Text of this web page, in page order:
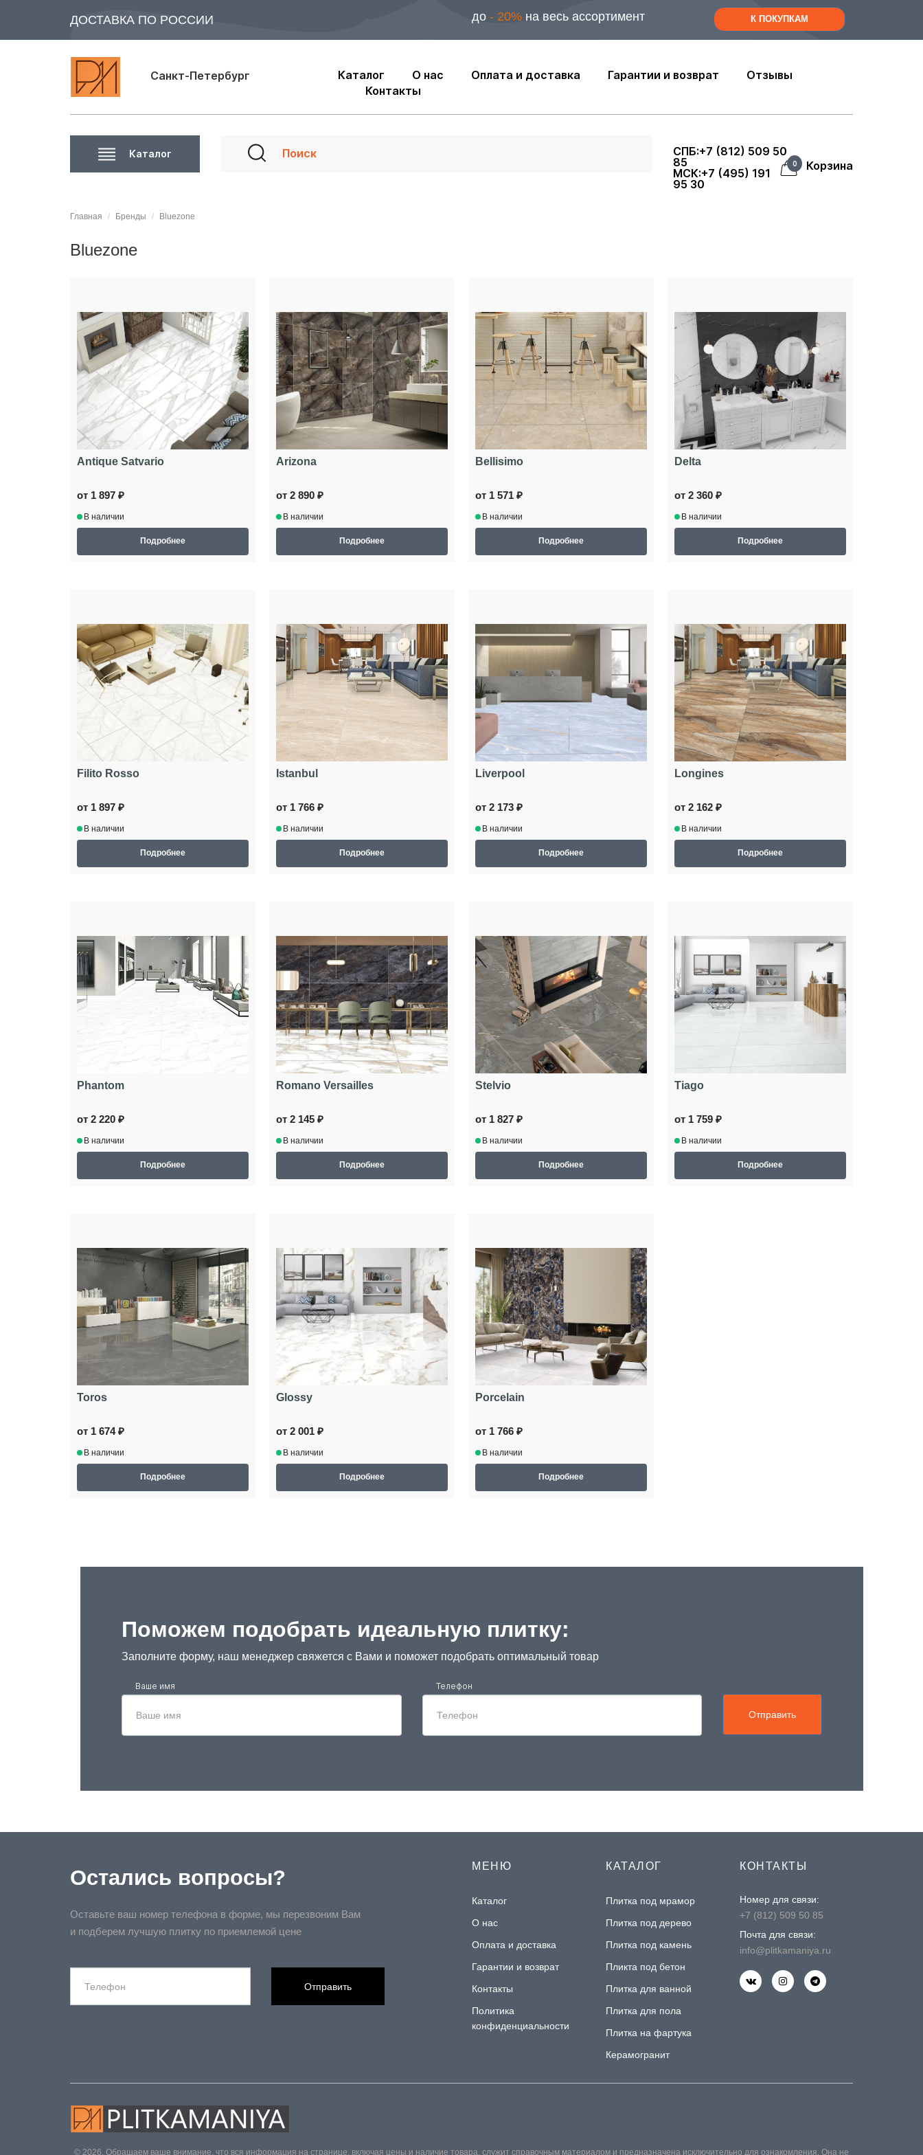
ДОСТАВКА ПО РОССИИ до - 20% на весь ассортимент К ПОКУПКАМ
Санкт-Петербург Каталог О нас Оплата и доставка Гарантии и возврат
Отзывы
Контакты
Каталог
СПБ:+7 (812) 509 50
85
МСК:+7 (495) 191
95 30
0 Корзина
Главная Бренды Bluezone
Bluezone
Antique Satvario
от 1 897 ₽
В наличии
Подробнее
Arizona
от 2 890 ₽
В наличии
Подробнее
Bellisimo
от 1 571 ₽
В наличии
Подробнее
Delta
от 2 360 ₽
В наличии
Подробнее
Filito Rosso
от 1 897 ₽
В наличии
Подробнее
Istanbul
от 1 766 ₽
В наличии
Подробнее
Liverpool
от 2 173 ₽
В наличии
Подробнее
Longines
от 2 162 ₽
В наличии
Подробнее
Phantom
от 2 220 ₽
В наличии
Подробнее
Romano Versailles
от 2 145 ₽
В наличии
Подробнее
Stelvio
от 1 827 ₽
В наличии
Подробнее
Tiago
от 1 759 ₽
В наличии
Подробнее
Toros
от 1 674 ₽
В наличии
Подробнее
Glossy
от 2 001 ₽
В наличии
Подробнее
Porcelain
от 1 766 ₽
В наличии
Подробнее
Поможем подобрать идеальную плитку:
Заполните форму, наш менеджер свяжется с Вами и поможет подобрать оптимальный товар
Ваше имя Телефон
Отправить
Остались вопросы?
Оставьте ваш номер телефона в форме, мы перезвоним Вам
и подберем лучшую плитку по приемлемой цене
Отправить
МЕНЮ
Каталог
О нас
Оплата и доставка
Гарантии и возврат
Контакты
Политика
конфиденциальности
КАТАЛОГ
Плитка под мрамор
Плитка под дерево
Плитка под камень
Пликта под бетон
Плитка для ванной
Плитка для пола
Плитка на фартука
Керамогранит
КОНТАКТЫ
Номер для связи:
+7 (812) 509 50 85
Почта для связи:
info@plitkamaniya.ru
© 2026. Обращаем ваше внимание, что вся информация на странице, включая цены и наличие товара, служит справочным материалом и предназначена исключительно для ознакомления. Она не